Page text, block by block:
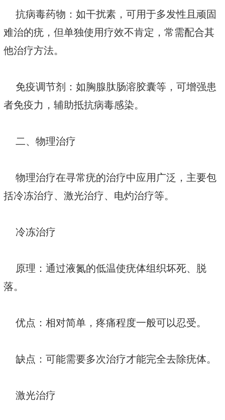
抗病毒药物：如干扰素，可用于多发性且顽固
难治的疣，但单独使用疗效不肯定，常需配合其
他治疗方法。
免疫调节剂：如胸腺肽肠溶胶囊等，可增强患
者免疫力，辅助抵抗病毒感染。
二、物理治疗
物理治疗在寻常疣的治疗中应用广泛，主要包
括冷冻治疗、激光治疗、电灼治疗等。
冷冻治疗
原理：通过液氮的低温使疣体组织坏死、脱
落。
优点：相对简单，疼痛程度一般可以忍受。
缺点：可能需要多次治疗才能完全去除疣体。
激光治疗